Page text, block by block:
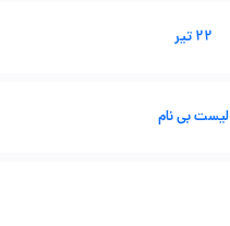
22 تیر
لیست بی نام